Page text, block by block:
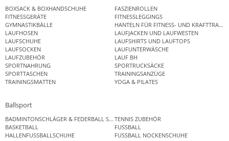
BOXSACK & BOXHANDSCHUHE
FASZIENROLLEN
FITNESSGERÄTE
FITNESSLEGGINGS
GYMNASTIKBÄLLE
HANTELN FÜR FITNESS- UND
LAUFHOSEN
LAUFJACKEN UND LAUFWESTEN
LAUFSCHUHE
LAUFSHIRTS UND LAUFTOPS
LAUFSOCKEN
LAUFUNTERWÄSCHE
LAUFZUBEHÖR
LAUF BH
SPORTNAHRUNG
SPORTRUCKSÄCKE
SPORTTASCHEN
TRAININGSANZÜGE
TRAININGSMATTEN
YOGA & PILATES
Ballsport
BADMINTONSCHLÄGER & FEDERBALL SETSTENNIS ZUBEHÖR
BASKETBALL
FUSSBALL
HALLENFUSSBALLSCHUHE
FUSSBALL NOCKENSCHUHE